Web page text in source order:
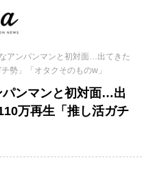
アンパンマンと初対面…出てきた
勢」「オタクそのものw」
パンマンと初対面…出
万再生「推し活ガチ